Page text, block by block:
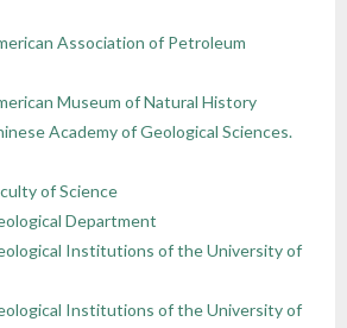
Association of Petroleum
Museum of Natural History
Academy of Geological Sciences.
of Science
Department
Institutions of the University of
Institutions of the University of